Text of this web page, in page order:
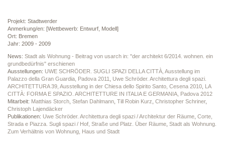
Projekt: Stadtwerder
Anmerkung/en: [Wettbewerb: Entwurf, Modell]
Ort: Bremen
Jahr: 2009 - 2009
News: Stadt als Wohnung - Beitrag von usarch in: "der architekt 6/2014. wohnen. ein
grundbedürfnis" erschienen
Ausstellungen: UWE SCHRÖDER. SUGLI SPAZI DELLA CITTÀ, Ausstellung im
Palazzo della Gran Guardia, Padova 2011
Uwe Schröder. Architettura degli spazi.
ARCHITETTURA 39, Ausstellung in der Chiesa dello Spirito Santo, Cesena 2010 LA
CITTÀ: FORMA E SPAZIO. ARCHITETTURE IN ITALIA E GERMANIA, Padova 2012
Mitarbeit: Matthias Storch Stefan Dahlmann Till Robin Kurz Christopher Schriner,
Christoph Lajendäcker
Publikationen: Uwe Schröder. Architettura degli spazi / Architektur der Räume Corte,
Strada e Piazza. Sugli spazi / Hof, Straße und Platz. Über Räume Stadt als Wohnung.
Zum Verhältnis von Wohnung, Haus und Stadt